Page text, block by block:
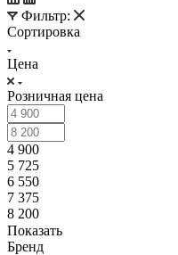
Фильтр:
Сортировка
Цена
Розничная цена
4 900
5 725
6 550
7 375
8 200
Показать
Бренд